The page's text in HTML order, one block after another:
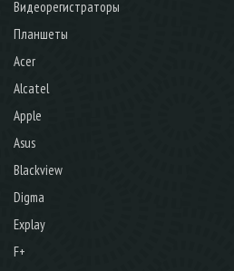
Видеорегистраторы
Планшеты
Acer
Alcatel
Apple
Asus
Blackview
Digma
Explay
F+